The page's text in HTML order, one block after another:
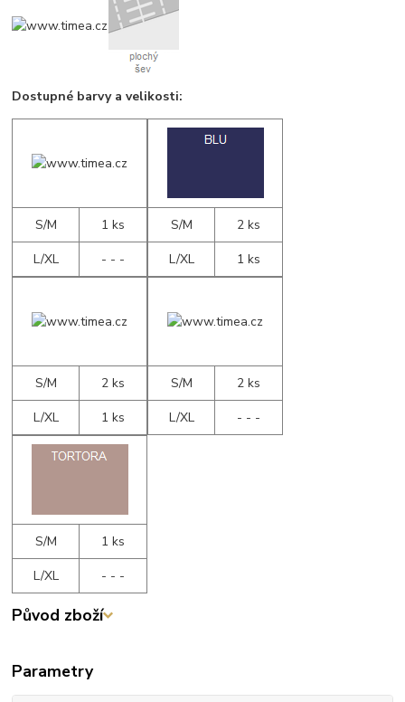
Dostupné barvy a velikosti:
S/M
1 ks
L/XL
- - -
S/M
2 ks
L/XL
1 ks
S/M
2 ks
L/XL
1 ks
S/M
2 ks
L/XL
- - -
S/M
1 ks
L/XL
- - -
Původ zboží
Parametry